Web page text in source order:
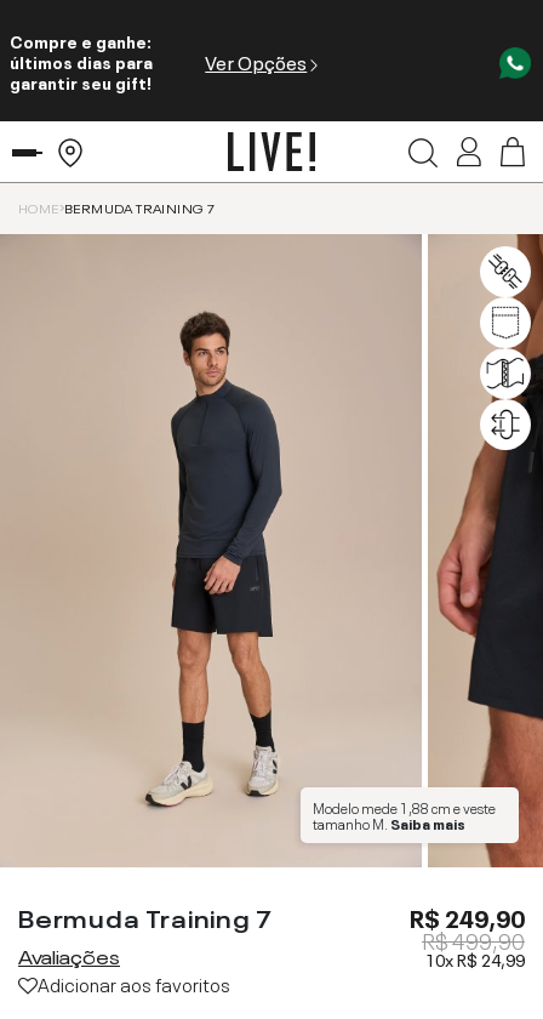
Compre e ganhe:
últimos dias para
garantir seu gift!
Ver Opções
HOME BERMUDA TRAINING 7
Modelo mede1,88 cme veste
tamanhoM Saiba mais
Bermuda Training 7
Avaliações
Adicionar aos favoritos
R$ 249,90
R$ 499,90
10xR$ 24,99